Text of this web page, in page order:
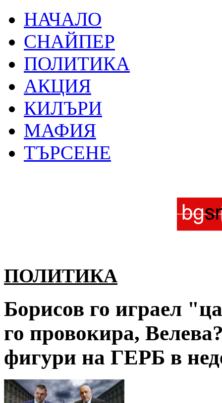
НАЧАЛО
СНАЙПЕР
ПОЛИТИКА
АКЦИЯ
КИЛЪРИ
МАФИЯ
ТЪРСЕНЕ
ПОЛИТИКА
Борисов го играел
го провокира,
фигури на ГЕРБ в